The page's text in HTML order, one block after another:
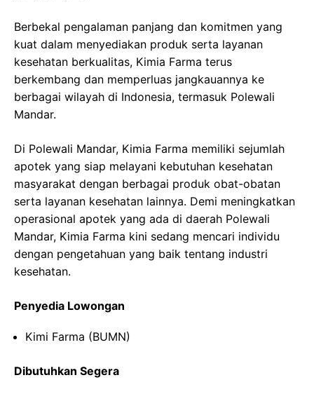
Berbekal pengalaman panjang dan komitmen yang
kuat dalam menyediakan produk serta layanan
kesehatan berkualitas, Kimia Farma terus
berkembang dan memperluas jangkauannya ke
berbagai wilayah di Indonesia, termasuk Polewali
Mandar.
Di Polewali Mandar, Kimia Farma memiliki sejumlah
apotek yang siap melayani kebutuhan kesehatan
masyarakat dengan berbagai produk obat-obatan
serta layanan kesehatan lainnya. Demi meningkatkan
operasional apotek yang ada di daerah Polewali
Mandar, Kimia Farma kini sedang mencari individu
dengan pengetahuan yang baik tentang industri
kesehatan.
Penyedia Lowongan
Kimi Farma (BUMN)
Dibutuhkan Segera